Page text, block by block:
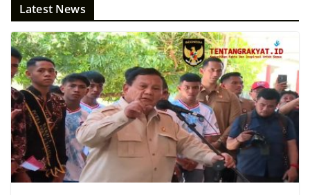
Latest News